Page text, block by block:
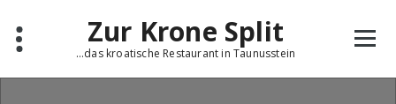
content
Zur Krone Split
...das kroatische Restaurant in Taunusstein